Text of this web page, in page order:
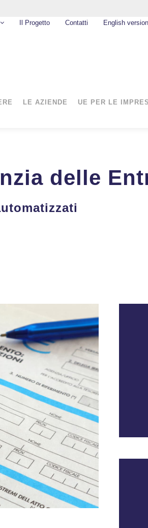
Il Progetto Contatti English version
LE AZIENDE UE PER LE
delle